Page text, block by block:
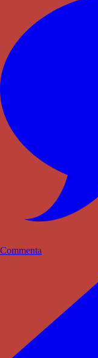
Commenta